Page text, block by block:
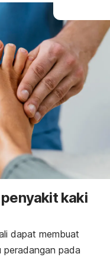
kaki
dapat membuat
peradangan pada